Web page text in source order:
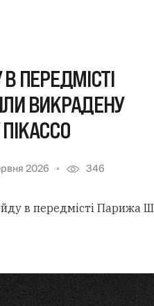
ПЕРЕДМІСТІ
ВИКРАДЕНУ
2026 346
в передмісті